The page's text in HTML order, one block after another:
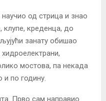
од стрица и знао
клупе, креденца, до
занату обишао
хидроелектрани,
мостова, па некада
и по годину.
Прво сам направио